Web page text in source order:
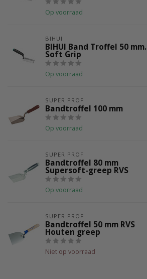
Op voorraad
BIHUI
BIHUI Band Troffel 50 mm.
Soft Grip
Op voorraad
SUPER PROF
Bandtroffel 100 mm
Op voorraad
SUPER PROF
Bandtroffel 80 mm
Supersoft-greep RVS
Op voorraad
SUPER PROF
Bandtroffel 50 mm RVS
Houten greep
Niet op voorraad